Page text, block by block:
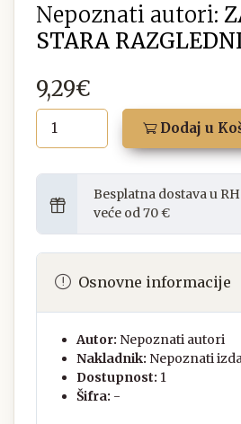
Nepoznati autori:
STARA
9,29€
Dodaj u
Besplatna dostava u
veće od 70 €
Osnovne informacije
Autor: Nepoznati autori
Nakladnik: Nepoznati
Dostupnost: 1
Šifra: -